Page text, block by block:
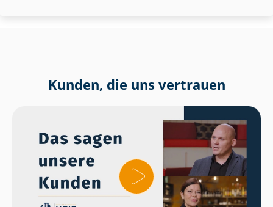
Kunden, die uns vertrauen